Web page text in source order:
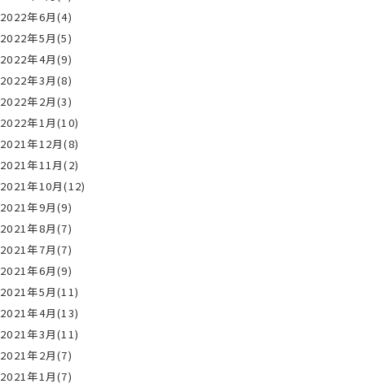
2022年6月(4)
2022年5月(5)
2022年4月(9)
2022年3月(8)
2022年2月(3)
2022年1月(10)
2021年12月(8)
2021年11月(2)
2021年10月(12)
2021年9月(9)
2021年8月(7)
2021年7月(7)
2021年6月(9)
2021年5月(11)
2021年4月(13)
2021年3月(11)
2021年2月(7)
2021年1月(7)